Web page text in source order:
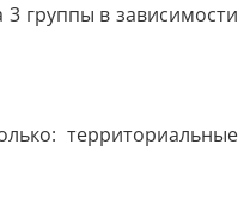
группы в зависимости
территориальные